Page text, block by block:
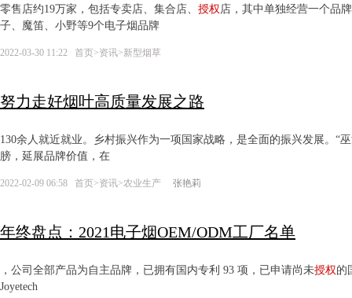
零售店约19万家，包括专卖店、集合店、 授权店，其中单独经营一个品
子、魔笛、小野等9个电子烟品牌
2022-03-30 11:22 首页>资讯>新型烟草
努力走好烟叶高质量发展之路
130余人就近就业。乡村振兴作为一项国家战略，是全面的振兴发展。“
膀，延展品牌价值，在
2022-02-09 06:58 首页>资讯>农业生产 张艳莉
年终盘点：2021电子烟OEM/ODM工厂名单
，公司全部产品为自主品牌，已拥有国内专利 93 项，已申请尚未授权的
Joyetech